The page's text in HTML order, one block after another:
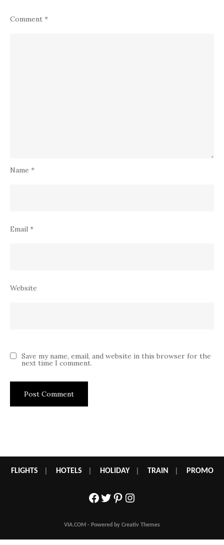
Comment *
Name *
Email *
Website
Save my name, email, and website in this browser for the
next time I comment.
FLIGHTS HOTELS HOLIDAY| TRAIN PROMO
Facebook
Twitter
Pinterest
Instagram
VIA.COM - Powered by Creativ Themes